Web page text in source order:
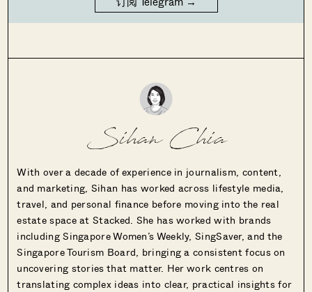
Sihan Chia
With over a decade of experience in journalism, content,
and marketing, Sihan has worked across lifestyle media,
travel, and personal finance before moving into the real
estate space at Stacked. She has worked with brands
including Singapore Women’s Weekly, SingSaver, and the
Singapore Tourism Board, bringing a consistent focus on
uncovering stories that matter. Her work centres on
translating complex ideas into clear, practical insights for